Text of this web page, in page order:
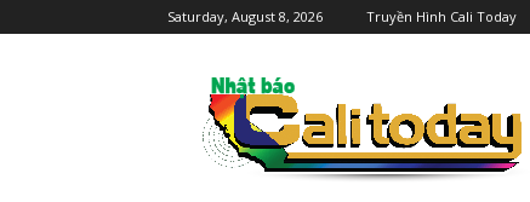
Saturday, August 8, 2026 Truyền Hình Cali Today